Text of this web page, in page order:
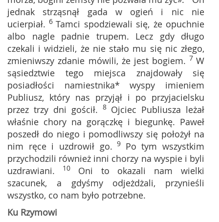
jednak strząsnął gada w ogień i nic nie
ucierpiał. 6 Tamci spodziewali się, że opuchnie
albo nagle padnie trupem. Lecz gdy długo
czekali i widzieli, że nie stało mu się nic złego,
zmieniwszy zdanie mówili, że jest bogiem. 7W
sąsiedztwie tego miejsca znajdowały się
posiadłości namiestnika* wyspy imieniem
Publiusz, który nas przyjął i po przyjacielsku
przez trzy dni gościł. 8 Ojciec Publiusza leżał
właśnie chory na gorączkę i biegunkę. Paweł
poszedł do niego i pomodliwszy się położył na
nim ręce i uzdrowił go. 9 Po tym wszystkim
przychodzili również inni chorzy na wyspie i byli
uzdrawiani. 10 Oni to okazali nam wielki
szacunek, a gdyśmy odjeżdżali, przynieśli
wszystko, co nam było potrzebne.
Ku Rzymowi